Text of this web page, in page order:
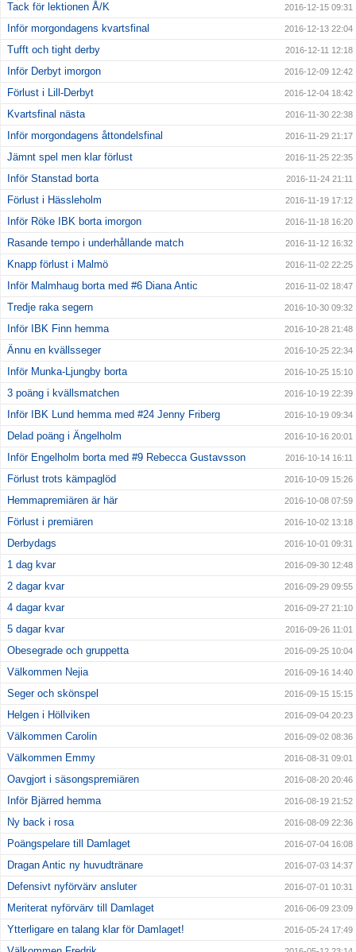
Tack för lektionen Å/K 2016-12-15 09:31
Inför morgondagens kvartsfinal 2016-12-13 22:04
Tufft och tight derby 2016-12-11 12:18
Inför Derbyt imorgon 2016-12-09 12:42
Förlust i Lill-Derbyt 2016-12-04 18:42
Kvartsfinal nästa 2016-11-30 22:38
Inför morgondagens åttondelsfinal 2016-11-29 21:17
Jämnt spel men klar förlust 2016-11-25 22:35
Inför Stanstad borta 2016-11-24 21:11
Förlust i Hässleholm 2016-11-19 17:12
Inför Röke IBK borta imorgon 2016-11-18 16:20
Rasande tempo i underhållande match 2016-11-12 16:32
Knapp förlust i Malmö 2016-11-02 22:25
Inför Malmhaug borta med #6 Diana Antic 2016-11-02 18:47
Tredje raka segern 2016-10-30 09:32
Inför IBK Finn hemma 2016-10-28 21:48
Ännu en kvällsseger 2016-10-25 22:34
Inför Munka-Ljungby borta 2016-10-25 15:10
3 poäng i kvällsmatchen 2016-10-19 22:39
Inför IBK Lund hemma med #24 Jenny Friberg 2016-10-19 09:34
Delad poäng i Ängelholm 2016-10-16 20:01
Inför Engelholm borta med #9 Rebecca Gustavsson 2016-10-14 16:11
Förlust trots kämpaglöd 2016-10-09 15:26
Hemmapremiären är här 2016-10-08 07:59
Förlust i premiären 2016-10-02 13:18
Derbydags 2016-10-01 09:31
1 dag kvar 2016-09-30 12:48
2 dagar kvar 2016-09-29 09:55
4 dagar kvar 2016-09-27 21:10
5 dagar kvar 2016-09-26 11:01
Obesegrade och gruppetta 2016-09-25 10:04
Välkommen Nejia 2016-09-16 14:40
Seger och skönspel 2016-09-15 15:15
Helgen i Höllviken 2016-09-04 20:23
Välkommen Carolin 2016-09-02 08:36
Välkommen Emmy 2016-08-31 09:01
Oavgjort i säsongspremiären 2016-08-20 20:46
Inför Bjärred hemma 2016-08-19 21:52
Ny back i rosa 2016-08-09 22:36
Poängspelare till Damlaget 2016-07-04 16:08
Dragan Antic ny huvudtränare 2016-07-03 14:37
Defensivt nyförvärv ansluter 2016-07-01 10:31
Meriterat nyförvärv till Damlaget 2016-06-09 23:09
Ytterligare en talang klar för Damlaget! 2016-05-24 17:49